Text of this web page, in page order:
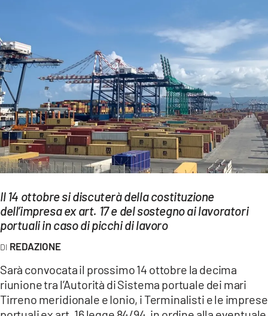
CULTURA
ECONOMIA E LAVORO
EVENTI
SPORT
Streaming
LAC NETWORK
LAC ONAIR
LaC
Network
LACPLAY.IT
Il 14 ottobre si discuterà della costituzione
dell’impresa ex art. 17 e del sostegno ai lavoratori
portuali in caso di picchi di lavoro
REDAZIONE
Sarà convocata il prossimo 14 ottobre la decima
riunione tra l’Autorità di Sistema portuale dei mari
Tirreno meridionale e Ionio, i Terminalisti e le imprese